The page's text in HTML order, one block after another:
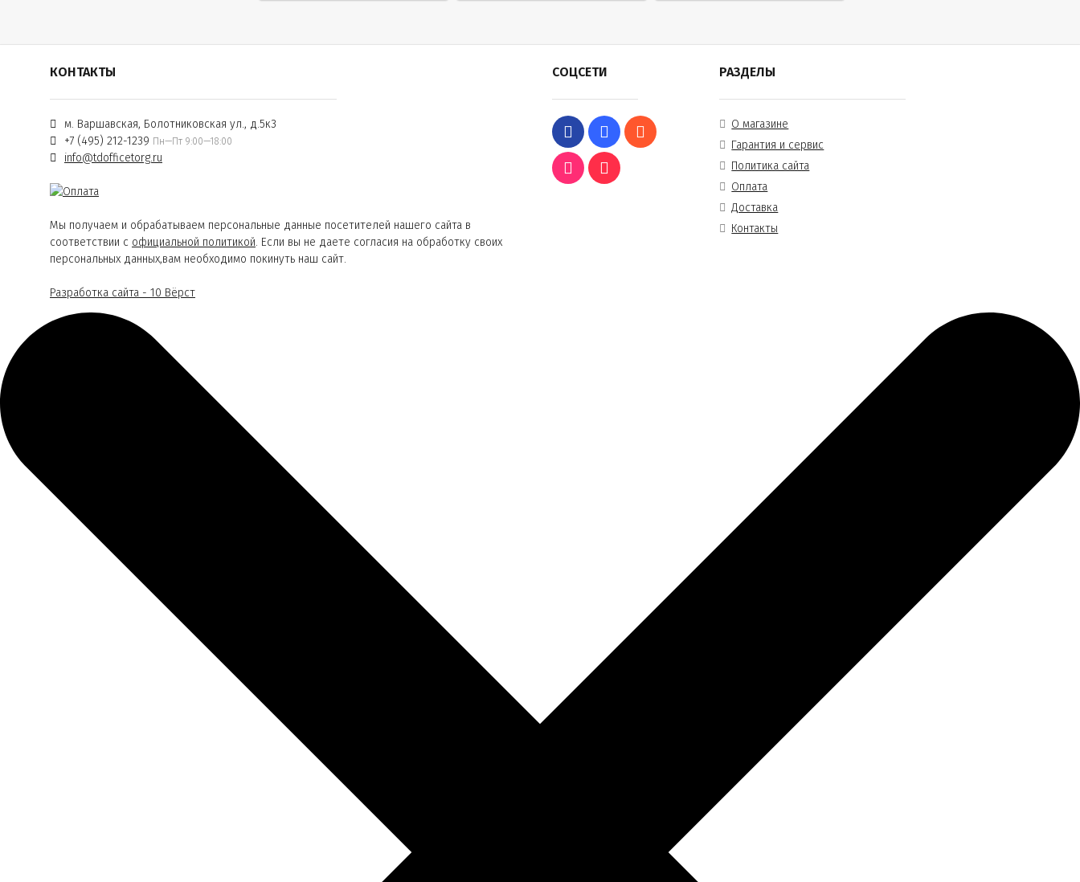
КОНТАКТЫ
м. Варшавская, Болотниковская ул., д.5к3
+7 (495) 212-1239 Пн—Пт 9:00—18:00
info@tdofficetorg.ru
Мы получаем и обрабатываем персональные данные посетителей нашего сайта в
соответствии с официальной политикой. Если вы не даете согласия на обработку своих
персональных данных,вам необходимо покинуть наш сайт.
Разработка сайта - 10 Вёрст
СОЦСЕТИ РАЗДЕЛЫ
О магазине
Гарантия и сервис
Политика сайта
Оплата
Доставка
Контакты